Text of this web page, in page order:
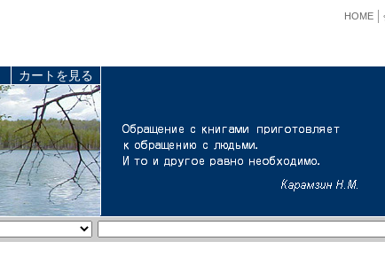
HOME
カートを見る